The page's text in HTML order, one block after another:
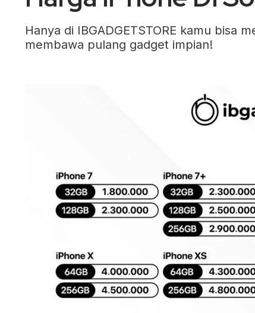
Hanya di IBGADGETSTORE kamu bisa
membawa pulang gadget impian!